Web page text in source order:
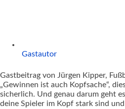
Gastautor
Gastbeitrag von Jürgen Kipper,
„Gewinnen ist auch Kopfsache“,
sicherlich. Und genau darum geht
deine Spieler im Kopf stark sind